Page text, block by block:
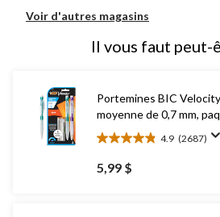
Voir d'autres magasins
Il vous faut peut-
Portemines BIC
moyenne de 0,7 mm,
4.9 (2687)
4.9
étoile(s)
sur
5,99 $